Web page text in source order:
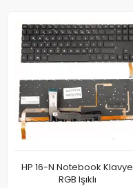
HP 16-N Notebook Klavye
RGB Işıklı